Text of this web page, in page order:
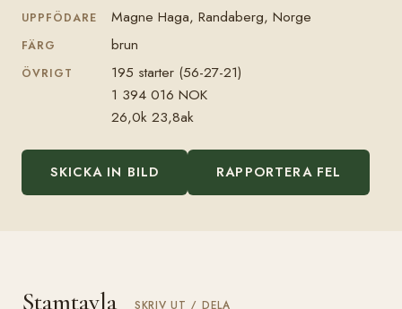
UPPFÖDARE Magne Haga, Randaberg, Norge
FÄRG brun
ÖVRIGT
195 starter (56-27-21)
1 394 016 NOK
26,0k 23,8ak
SKICKA IN BILD RAPPORTERA FEL
Stamtavla SKRIV UT / DELA